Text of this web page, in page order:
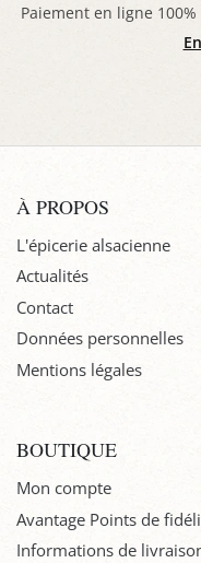
Paiement en ligne
À PROPOS
L'épicerie alsacienne
Actualités
Contact
Données personnelles
Mentions légales
BOUTIQUE
Mon compte
Avantage Points de
Informations de